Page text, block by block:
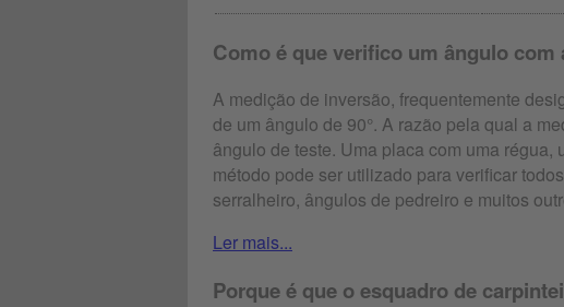
Como é que verifico um ângulo com
A medição de inversão, frequentemente
de um ângulo de 90°. A razão pela qual a
ângulo de teste. Uma placa com uma
método pode ser utilizado para verificar
serralheiro, ângulos de pedreiro e muitos
Ler mais...
Porque é que o esquadro de